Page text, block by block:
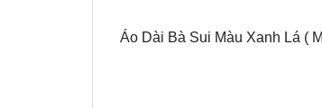
Áo Dài Bà Sui Màu Xanh Lá (